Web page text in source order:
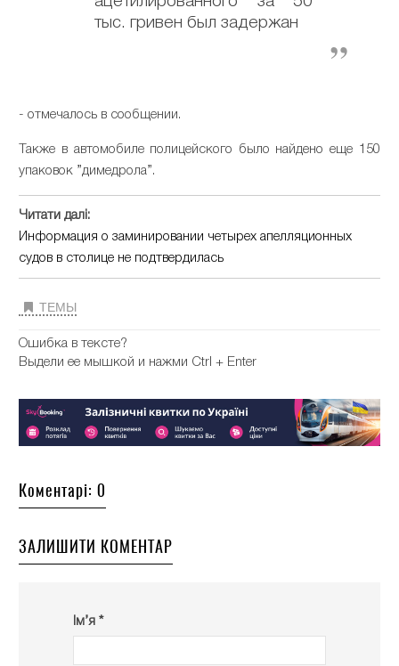
тыс. гривен был задержан
- отмечалось в сообщении.
Также в автомобиле полицейского было найдено еще 150
упаковок ”димедрола”.
Читати далі:
Информация о заминировании четырех апелляционных
судов в столице не подтвердилась
ТЕМЫ
Ошибка в тексте?
Выдели ее мышкой и нажми Ctrl + Enter
Коментарі: 0
ЗАЛИШИТИ КОМЕНТАР
Ім’я *